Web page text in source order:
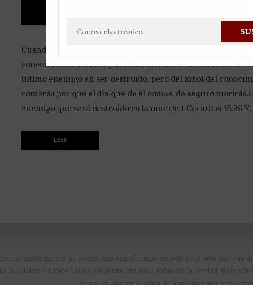
Cuando el hombre transgredió el mandamiento de no
conocimiento del bien y del mal, la muerte se convirtió en
último enemigo en ser destruido, pero del árbol del
comerás por que el día que de él comas, de seguro
enemigo que será destruido es la muerte.1 Corintios 15:26
LEER
la palabra de Dios”, sino simplemente para difundir la verdad. Este